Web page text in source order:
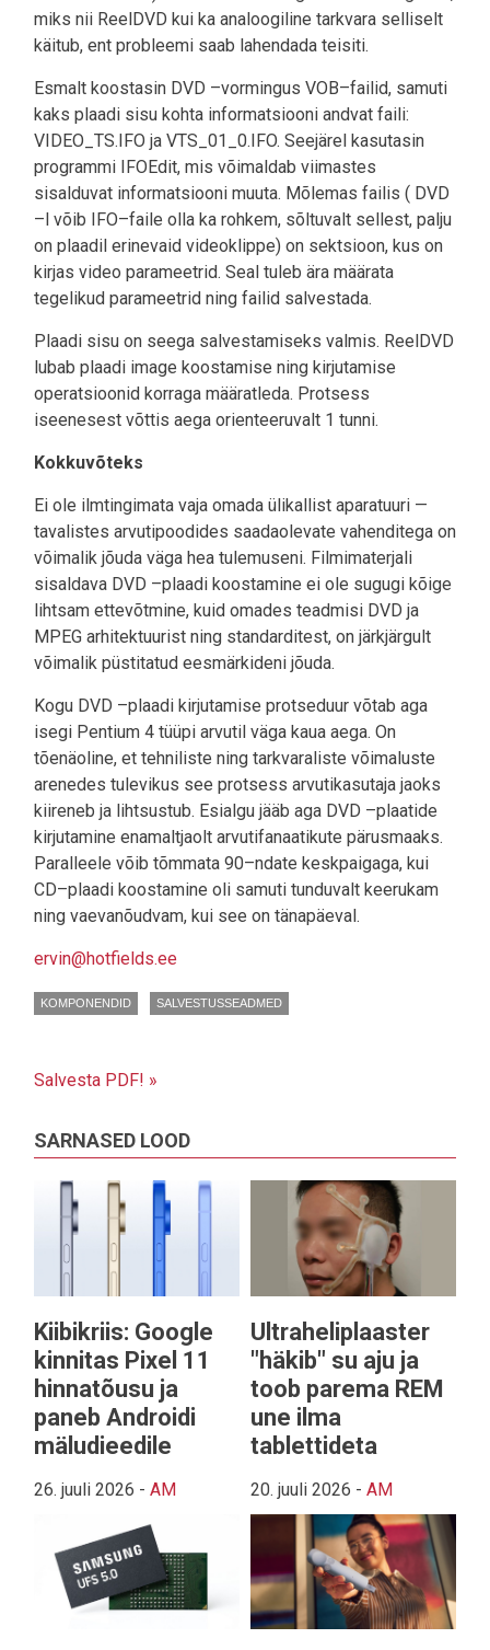
miks nii ReelDVD kui ka analoogiline tarkvara selliselt
käitub, ent probleemi saab lahendada teisiti.
Esmalt koostasin DVD –vormingus VOB–failid, samuti
kaks plaadi sisu kohta informatsiooni andvat faili:
VIDEO_TS.IFO ja VTS_01_0.IFO. Seejärel kasutasin
programmi IFOEdit, mis võimaldab viimastes
sisalduvat informatsiooni muuta. Mõlemas failis ( DVD
–l võib IFO–faile olla ka rohkem, sõltuvalt sellest, palju
on plaadil erinevaid videoklippe) on sektsioon, kus on
kirjas video parameetrid. Seal tuleb ära määrata
tegelikud parameetrid ning failid salvestada.
Plaadi sisu on seega salvestamiseks valmis. ReelDVD
lubab plaadi image koostamise ning kirjutamise
operatsioonid korraga määratleda. Protsess
iseenesest võttis aega orienteeruvalt 1 tunni.
Kokkuvõteks
Ei ole ilmtingimata vaja omada ülikallist aparatuuri —
tavalistes arvutipoodides saadaolevate vahenditega on
võimalik jõuda väga hea tulemuseni. Filmimaterjali
sisaldava DVD –plaadi koostamine ei ole sugugi kõige
lihtsam ettevõtmine, kuid omades teadmisi DVD ja
MPEG arhitektuurist ning standarditest, on järkjärgult
võimalik püstitatud eesmärkideni jõuda.
Kogu DVD –plaadi kirjutamise protseduur võtab aga
isegi Pentium 4 tüüpi arvutil väga kaua aega. On
tõenäoline, et tehniliste ning tarkvaraliste võimaluste
arenedes tulevikus see protsess arvutikasutaja jaoks
kiireneb ja lihtsustub. Esialgu jääb aga DVD –plaatide
kirjutamine enamaltjaolt arvutifanaatikute pärusmaaks.
Paralleele võib tõmmata 90–ndate keskpaigaga, kui
CD–plaadi koostamine oli samuti tunduvalt keerukam
ning vaevanõudvam, kui see on tänapäeval.
ervin@hotfields.ee
KOMPONENDID SALVESTUSSEADMED
Salvesta PDF! »
SARNASED LOOD
Kiibikriis: Google
kinnitas Pixel 11
hinnatõusu ja
paneb Androidi
mäludieedile
26. juuli 2026 - AM
Ultraheliplaaster
"häkib" su aju ja
toob parema REM
une ilma
tablettideta
20. juuli 2026 - AM